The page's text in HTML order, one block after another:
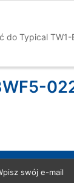
do Typical